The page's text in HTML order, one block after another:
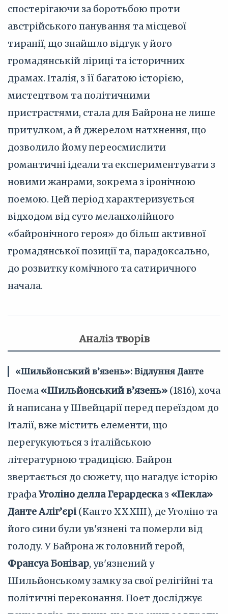
спостерігаючи за боротьбою проти
австрійського панування та місцевої
тиранії, що знайшло відгук у його
громадянській ліриці та історичних
драмах. Італія, з її багатою історією,
мистецтвом та політичними
пристрастями, стала для Байрона не лише
притулком, а й джерелом натхнення, що
дозволило йому переосмислити
романтичні ідеали та експериментувати з
новими жанрами, зокрема з іронічною
поемою. Цей період характеризується
відходом від суто меланхолійного
«байронічного героя» до більш активної
громадянської позиції та, парадоксально,
до розвитку комічного та сатиричного
начала.
Аналіз творів
«Шильйонський в’язень»: Відлуння Данте
Поема «Шильйонський в’язень» (1816), хоча
й написана у Швейцарії перед переїздом до
Італії, вже містить елементи, що
перегукуються з італійською
літературною традицією. Байрон
звертається до сюжету, що нагадує історію
графаУголіно делла Герардесказ «Пекла»
Данте Аліг’єрі(Канто XXXIII), де Уголіно та
його сини були ув'язнені та померли від
голоду. У Байрона ж головний герой,
Франсуа Бонівар, ув'язнений у
Шильйонському замку за свої релігійні та
політичні переконання. Поет досліджує